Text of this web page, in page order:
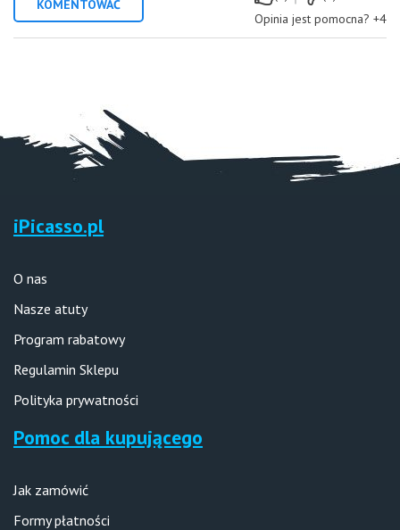
KOMENTOWAĆ
Opinia jest pomocna? +4
iPicasso.pl
O nas
Nasze atuty
Program rabatowy
Regulamin Sklepu
Polityka prywatności
Pomoc dla kupującego
Jak zamówić
Formy płatności